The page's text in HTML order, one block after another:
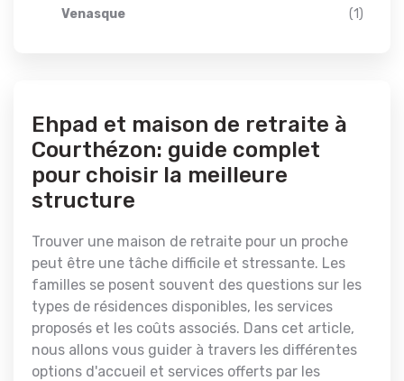
Venasque (1)
Ehpad et maison de retraite à
Courthézon: guide complet
pour choisir la meilleure
structure
Trouver une maison de retraite pour un proche
peut être une tâche difficile et stressante. Les
familles se posent souvent des questions sur les
types de résidences disponibles, les services
proposés et les coûts associés. Dans cet article,
nous allons vous guider à travers les différentes
options d'accueil et services offerts par les